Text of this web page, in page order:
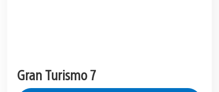
Gran Turismo 7